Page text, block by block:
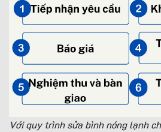
Với quy trình sửa bình nóng lạnh